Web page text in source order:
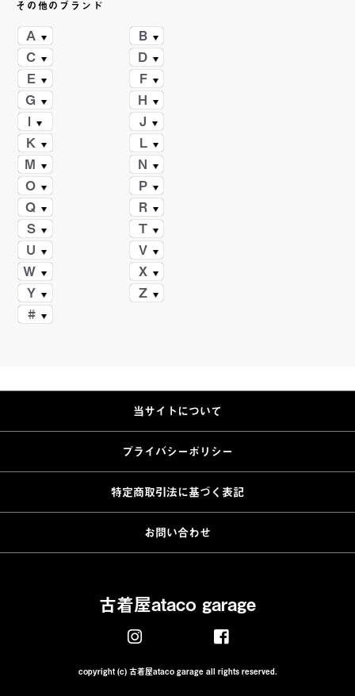
その他のブランド
A
B
C
D
E
F
G
H
J
K
M
N
O
P
Q
R
S
T
U
V
W
X
Y
Z
#
当サイトについて
プライバシーポリシー
特定商取引法に基づく表記
お問い合わせ
古着屋ataco garage
copyright (c) 古着屋ataco garage all rights reserved.